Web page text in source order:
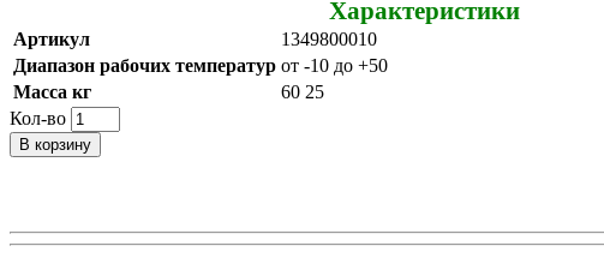
Характеристики
Артикул
1349800010
Диапазон рабочих температур от -10 до +50
Масса кг
60 25
Кол-во
В корзину